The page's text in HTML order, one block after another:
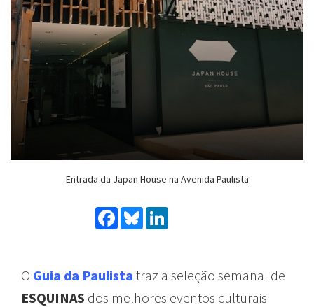
Entrada da Japan House na Avenida Paulista
Facebook
Bluesky
O Guia da Paulista traz a seleção semanal de
ESQUINAS dos melhores eventos culturais